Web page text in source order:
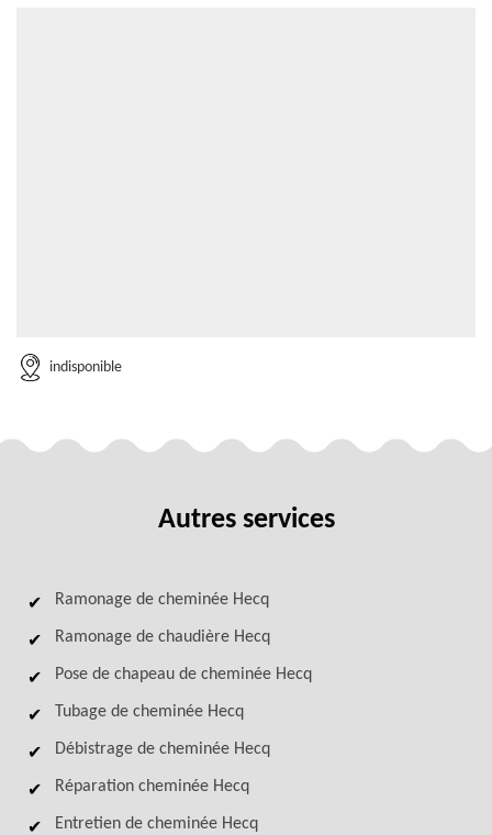
indisponible
Autres services
Ramonage de cheminée Hecq
Ramonage de chaudière Hecq
Pose de chapeau de cheminée Hecq
Tubage de cheminée Hecq
Débistrage de cheminée Hecq
Réparation cheminée Hecq
Entretien de cheminée Hecq